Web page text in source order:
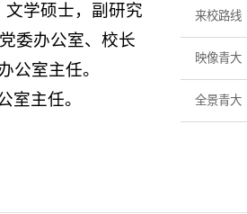
来校路线
映像青大
全景青大
学硕士，副研究
委办公室、校长
公室主任。
室主任。